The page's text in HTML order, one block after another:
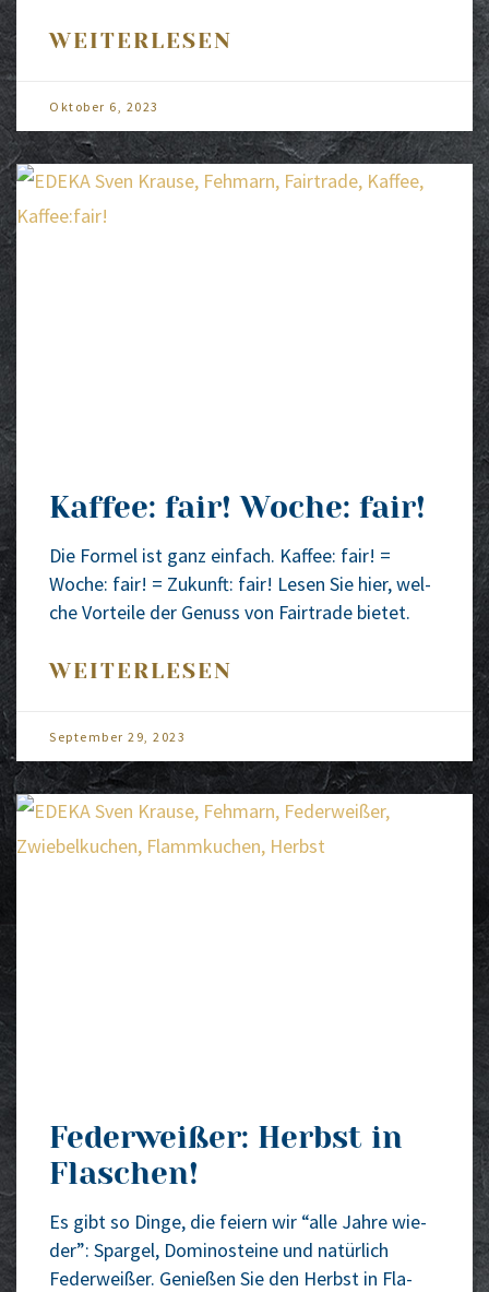
WEITERLESEN
Okto­ber 6, 2023
Kaffee: fair! Woche: fair!
Die For­mel ist ganz ein­fach. Kaf­fee: fair! =
Woche: fair! = Zukunft: fair! Lesen Sie hier, wel­
che Vor­tei­le der Genuss von Fair­trade bie­tet.
WEITERLESEN
Sep­tem­ber 29, 2023
Federweißer: Herbst in
Flaschen!
Es gibt so Din­ge, die fei­ern wir “alle Jah­re wie­
der”: Spar­gel, Domi­no­stei­ne und natür­lich
Feder­wei­ßer. Genie­ßen Sie den Herbst in Fla­